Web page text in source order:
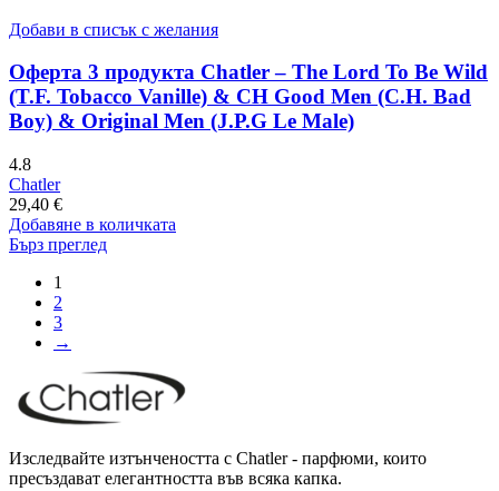
Добави в списък с желания
Оферта 3 продукта Chatler – The Lord To Be Wild
(T.F. Tobacco Vanille) & CH Good Men (C.H. Bad
Boy) & Original Men (J.P.G Le Male)
4.8
Chatler
29,40 €
Добавяне в количката
Бърз преглед
1
2
3
→
Изследвайте изтънчеността с Chatler - парфюми, които
пресъздават елегантността във всяка капка.